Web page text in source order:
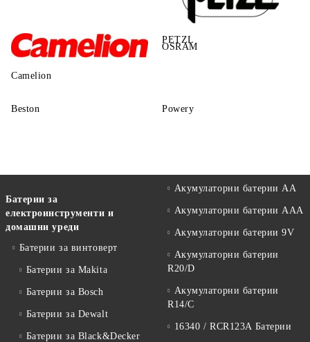
PETZL
Camelion
OSRAM
Beston Powery
Батерии за
електроинструменти и
домашни уреди
Батерии за винтоверт
Батерии за Makita
Батерии за Bosch
Батерии за Dewalt
Батерии за Black&Decker
Акумулаторни батерии АА
Акумулаторни батерии AAA
Акумулаторни батерии 9V
Акумулаторни батерии
R20/D
Акумулаторни батерии
R14/C
16340 / RCR123A Батерии